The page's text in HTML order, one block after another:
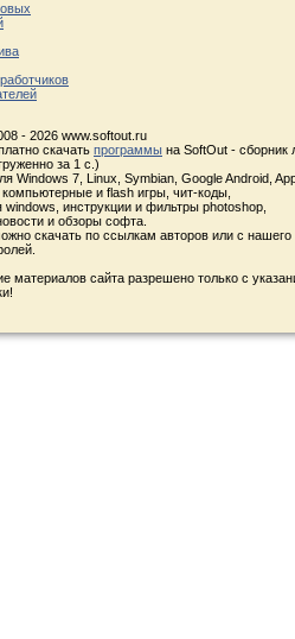
- 2026 www.softout.ru
скачать программы на SoftOut - сборник
за 1 с.)
Windows 7, Linux, Symbian, Google Android,
компьютерные и flash игры, чит-коды,
windows, инструкции и фильтры photoshop,
и обзоры софта.
скачать по ссылкам авторов или с нашего
материалов сайта разрешено только с